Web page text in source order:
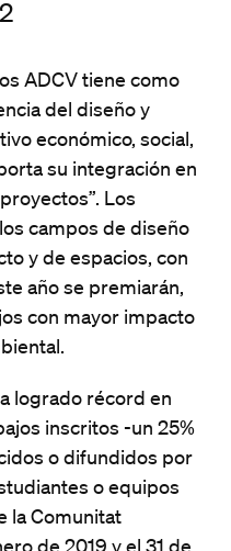
ADCV tiene como
del diseño y
económico, social,
su integración en
Los
campos de diseño
y de espacios, con
año se premiarán,
con mayor impacto
logrado récord en
inscritos -un 25%
o difundidos por
o equipos
la Comunitat